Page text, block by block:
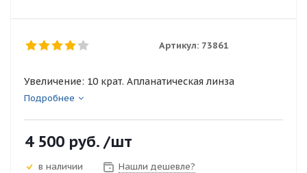
Артикул: 73861
Увеличение: 10 крат. Апланатическая линза
Подробнее
4 500 руб. /шт
в наличии Нашли дешевле?